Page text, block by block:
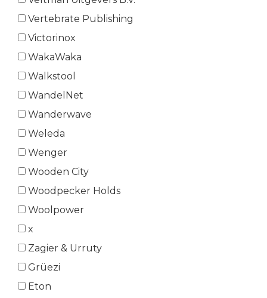
Vertebrate Publishing
Victorinox
WakaWaka
Walkstool
WandelNet
Wanderwave
Weleda
Wenger
Wooden City
Woodpecker Holds
Woolpower
x
Zagier & Urruty
Grüezi
Eton